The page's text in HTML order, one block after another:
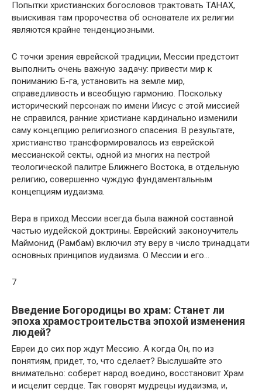
Попытки христианских богословов трактовать ТАНАХ,
выискивая там пророчества об основателе их религии
являются крайне тенденциозными.
С точки зрения еврейской традиции, Мессии предстоит
выполнить очень важную задачу: привести мир к
пониманию Б-га, установить на земле мир,
справедливость и всеобщую гармонию. Поскольку
исторический персонаж по имени Иисус с этой миссией
не справился, ранние христиане кардинально изменили
саму концепцию религиозного спасения. В результате,
христианство трансформировалось из еврейской
мессианской секты, одной из многих на пестрой
теологической палитре Ближнего Востока, в отдельную
религию, совершенно чуждую фундаментальным
концепциям иудаизма.
Вера в приход Мессии всегда была важной составной
частью иудейской доктрины. Еврейский законоучитель
Маймонид (Рамбам) включил эту веру в число тринадцати
основных принципов иудаизма. О Мессии и его…
7
Введение Богородицы во храм: Станет ли
эпоха храмостроительства эпохой изменения
людей?
Евреи до сих пор ждут Мессию. А когда Он, по из
понятиям, придет, то, что сделает? Выслушайте это
внимательно: соберет народ воедино, восстановит Храм
и исцелит сердце. Так говорят мудрецы иудаизма, и,